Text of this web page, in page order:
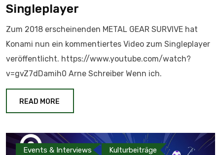
Singleplayer
Zum 2018 erscheinenden METAL GEAR SURVIVE hat
Konami nun ein kommentiertes Video zum Singleplayer
veröffentlicht. https://www.youtube.com/watch?
v=gvZ7dDamih0 Arne Schreiber Wenn ich.
READ MORE
Events & Interviews Kulturbeiträge